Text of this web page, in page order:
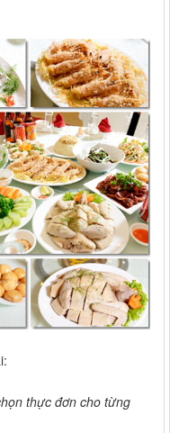
thực đơn cho từng